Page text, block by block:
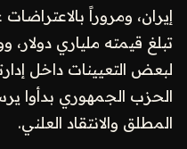
إيران، ومروراً
تبلغ قيمته ملياري دولار،
لبعض التعيينات داخل
الحزب الجمهوري بدأوا
المطلق والانتقاد العلني.